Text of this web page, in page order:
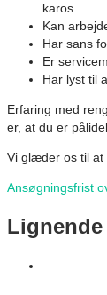
karos
Kan
Har sans
Er
Har lyst til
Erfaring med
er, at du er
Vi glæder os til at
Ansøgningsfrist